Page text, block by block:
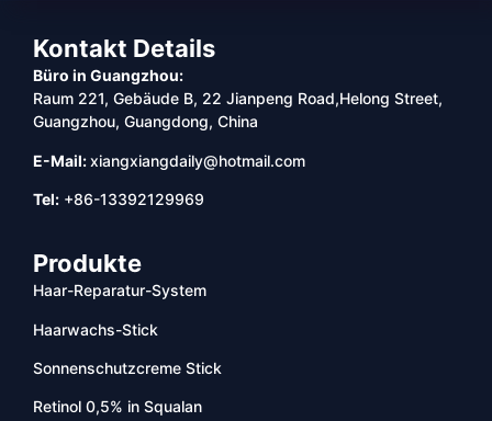
Kontakt Details
Büro in Guangzhou:
Raum 221, Gebäude B, 22 Jianpeng Road,Helong Street,
Guangzhou, Guangdong, China
E-Mail:xiangxiangdaily@hotmail.com
Tel: +86-13392129969
Produkte
Haar-Reparatur-System
Haarwachs-Stick
Sonnenschutzcreme Stick
Retinol 0,5% in Squalan